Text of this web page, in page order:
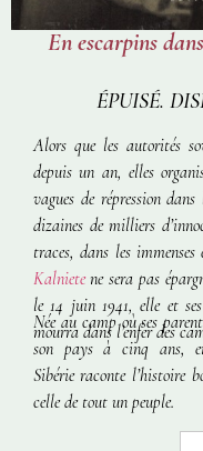
En escarpins
ÉPUISÉ.
Alors que les autorités
depuis un an, elles
vagues de répression
dizaines de milliers
traces, dans les
Kalnietene sera pas
le 14 juin 1941, elle et
mourra dans l’enfer des
Née au camp où ses
son pays à cinq ans,
Sibérie raconte l’histoire
celle de tout un peuple.